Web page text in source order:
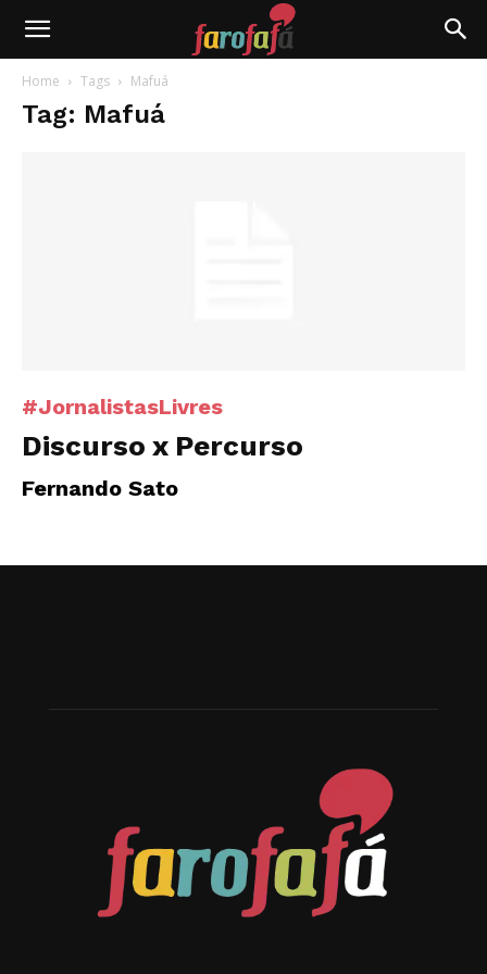
Farofafá
Home Tags Mafuá
Tag: Mafuá
#JornalistasLivres
Discurso x Percurso
Fernando Sato